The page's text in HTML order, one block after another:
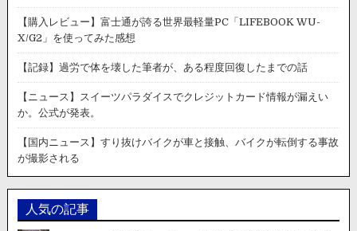
向
け
用
意
し
た
造
車
暴
走
て
【購入レビュー】富士通が誇る世界最軽量PC「LIFEBOOK WU-
X/G2」を使ってみた感想
【記録】過労で体を壊した筆者が、ある程度回復したまでの話
【ニュース】スイーツパラダイスでクレジットカード情報が漏えい
か。公式が発表。
【国内ニュース】すり抜けバイクが車と接触、バイクが転倒する事故
が撮影される
人気の記事